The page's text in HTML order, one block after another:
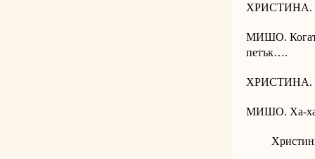
ХРИСТИНА.
МИШО.
петък….
ХРИСТИНА.
МИШО. Ха-
Христинка